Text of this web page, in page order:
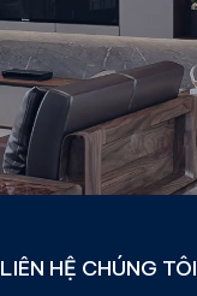
LIÊN HỆ CHÚNG TÔI